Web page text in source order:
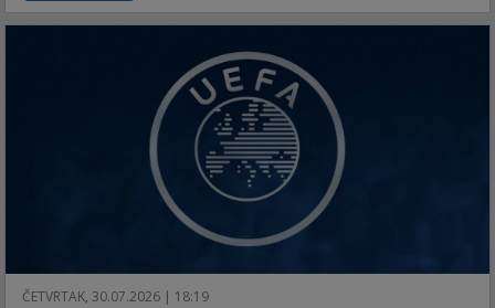
ČETVRTAK, 30.07.2026 | 18:19